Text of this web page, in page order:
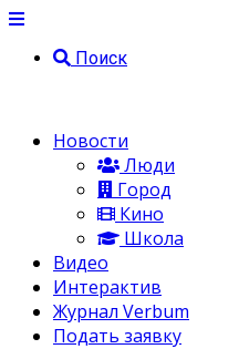
Поиск
Новости
Люди
Город
Кино
Школа
Видео
Интерактив
Журнал Verbum
Подать заявку